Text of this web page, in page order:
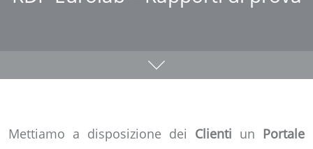
Mettiamo a disposizione dei Clienti un Portale